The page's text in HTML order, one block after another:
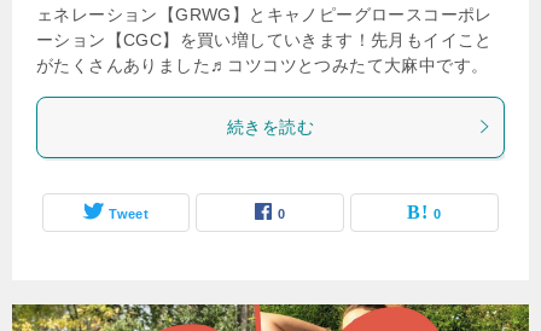
ェネレーション【GRWG】とキャノピーグロースコーポレ
ーション【CGC】を買い増していきます！先月もイイこと
がたくさんありました♬コツコツとつみたて大麻中です。
続きを読む
Tweet 0 0